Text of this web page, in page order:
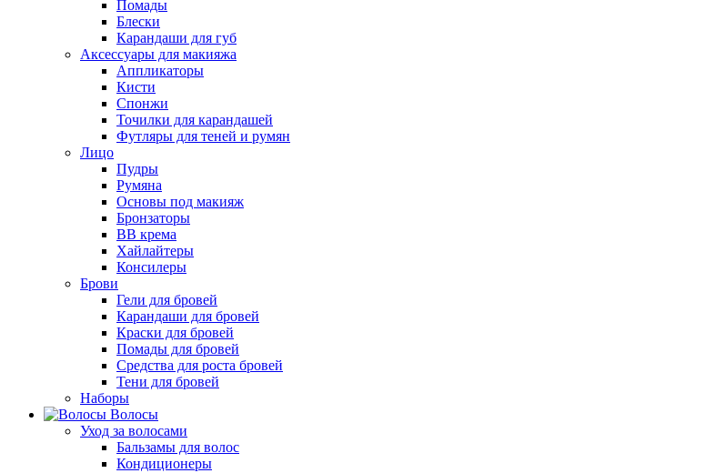
Помады
Блески
Карандаши для губ
Аксессуары для макияжа
Аппликаторы
Кисти
Спонжи
Точилки для карандашей
Футляры для теней и румян
Лицо
Пудры
Румяна
Основы под макияж
Бронзаторы
BB крема
Хайлайтеры
Консилеры
Брови
Гели для бровей
Карандаши для бровей
Краски для бровей
Помады для бровей
Средства для роста бровей
Тени для бровей
Наборы
Волосы
Уход за волосами
Бальзамы для волос
Кондиционеры